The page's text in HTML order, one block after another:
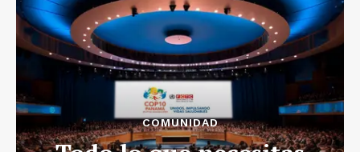
COMUNIDAD